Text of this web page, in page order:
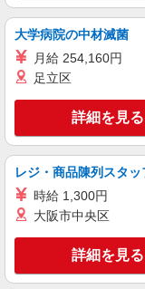
大学病院の中材滅菌
月給 254,160円
足立区
詳細を見る
レジ・商品陳列スタッ
時給 1,300円
大阪市中央区
詳細を見る